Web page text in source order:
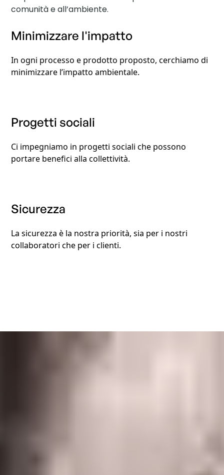
comunità e all’ambiente.
Minimizzare l'impatto
In ogni processo e prodotto proposto, cerchiamo di
minimizzare l’impatto ambientale.
Progetti sociali
Ci impegniamo in progetti sociali che possono
portare benefici alla collettività.
Sicurezza
La sicurezza è la nostra priorità, sia per i nostri
collaboratori che per i clienti.